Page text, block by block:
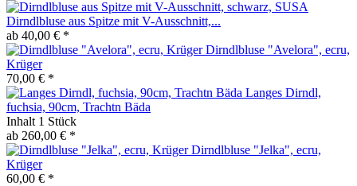
Dirndlbluse aus Spitze mit V-Ausschnitt,...
ab 40,00 € *
Dirndlbluse "Avelora", ecru,
Krüger
70,00 € *
Langes Dirndl,
fuchsia, 90cm, Trachtn Bäda
Inhalt 1 Stück
ab 260,00 € *
Dirndlbluse "Jelka", ecru,
Krüger
60,00 € *